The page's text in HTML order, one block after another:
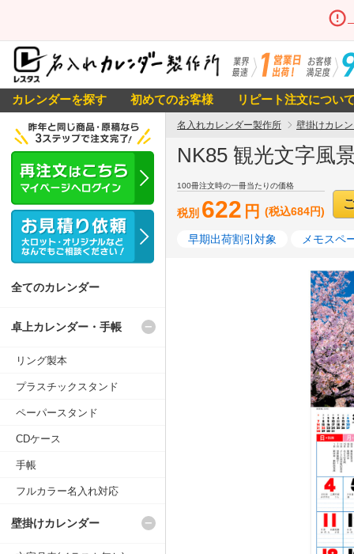
カレンダーを探す 初めてのお客様 リピート注文につい
名入れカレンダー製作所 壁掛けカレ
NK85 観光文字風
100冊注文時の一冊当たりの価格
税別 622 円 (税込684円)
早期出荷割引対象 メモスペ
全てのカレンダー
卓上カレンダー・手帳
リング製本
プラスチックスタンド
ペーパースタンド
CDケース
手帳
フルカラー名入れ対応
壁掛けカレンダー